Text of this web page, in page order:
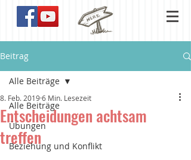
Beitrag
Alle Beiträge
Übungen
Beziehung und Konflikt
Alle Beiträge
Entscheidungen achtsam
treffen
8. Feb. 20196 Min. Lesezeit